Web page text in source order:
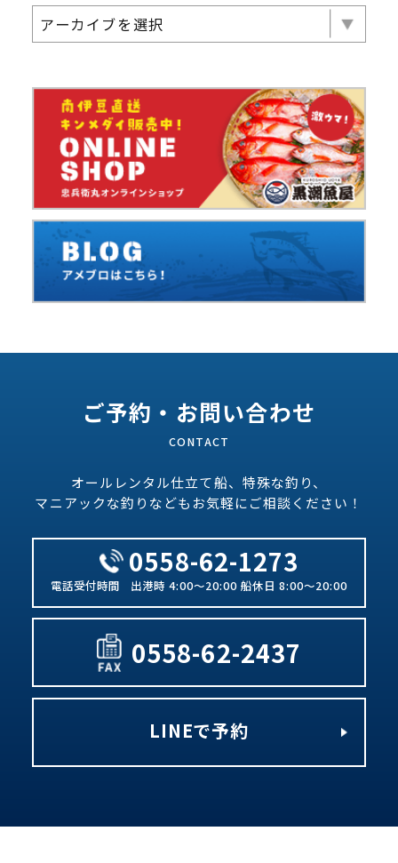
アーカイブを選択
ご予約・お問い合わせ
オールレンタル仕立て船、特殊な釣り、
マニアックな釣りなどもお気軽にご相談ください！
0558-62-1273
出港時 4:00～20:00 船休日 8:00～20:00
0558-62-2437
LINEで予約